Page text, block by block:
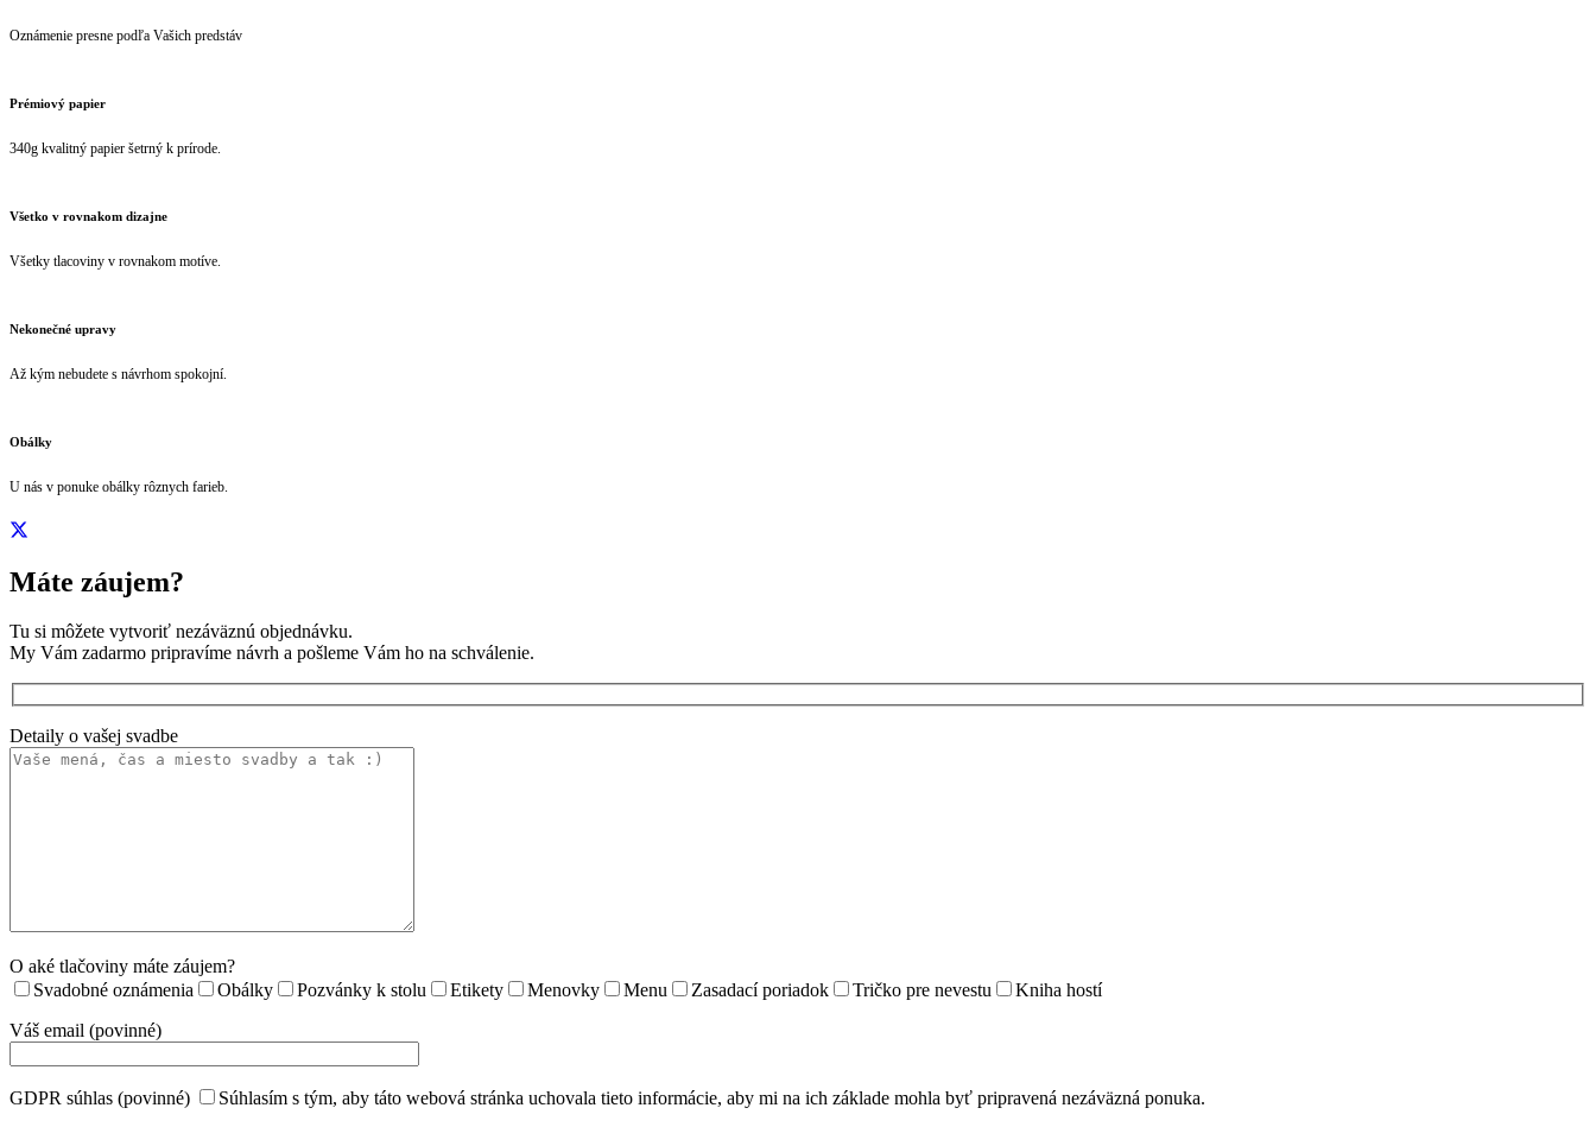
Oznámenie presne podľa Vašich predstáv
Prémiový papier
340g kvalitný papier šetrný k prírode.
Všetko v rovnakom dizajne
Všetky tlacoviny v rovnakom motíve.
Nekonečné upravy
Až kým nebudete s návrhom spokojní.
Obálky
U nás v ponuke obálky rôznych farieb.
Máte záujem?
Tu si môžete vytvoriť nezáväznú objednávku.
My Vám zadarmo pripravíme návrh a pošleme Vám ho na schválenie.
Detaily o vašej svadbe
O aké tlačoviny máte záujem?
Svadobné oznámenia
Obálky Pozvánky k stolu Etikety Menovky Menu Zasadací poriadok Tričko pre nevestu
Kniha hostí
Váš email (povinné)
GDPR súhlas (povinné)
Súhlasím s tým, aby táto webová stránka uchovala tieto informácie, aby mi na ich základe mohla byť pripravená nezáväzná ponuka.